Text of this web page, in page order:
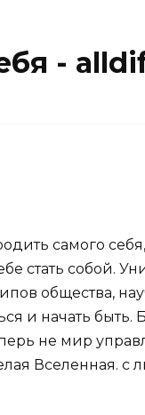
-
самого
стать собой.
общества,
и начать
не мир
Вселенная. с